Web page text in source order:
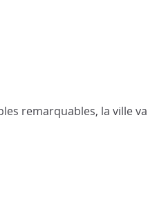
remarquables, la ville